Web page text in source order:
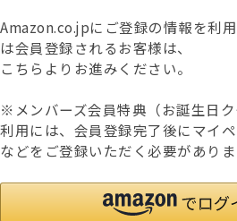
Amazon.co.jpにご登録の情報を利
は会員登録されるお客様は、
こちらよりお進みください。
※メンバーズ会員特典（お誕生日
利用には、会員登録完了後にマイ
などをご登録いただく必要がありま